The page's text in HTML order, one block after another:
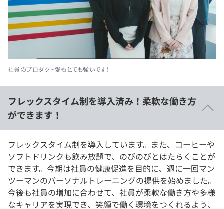
社員のプロダクト愛もとても強いです！
フレックスタイム制を導入済み！柔軟な働き方
ができます！
フレックスタイム制を導入しています。また、コーヒーや
ソフトドリンクも飲み放題で、のびのびとはたらくことが
できます。今期は社員の健康促進を目的に、週に一回マン
ツーマンのパーソナルトレーニングの提供を始めました。
今後も社員の増加に合わせて、社員が柔軟な働き方や多様
なキャリアを実現でき、笑顔で働く環境をつくれるよう、